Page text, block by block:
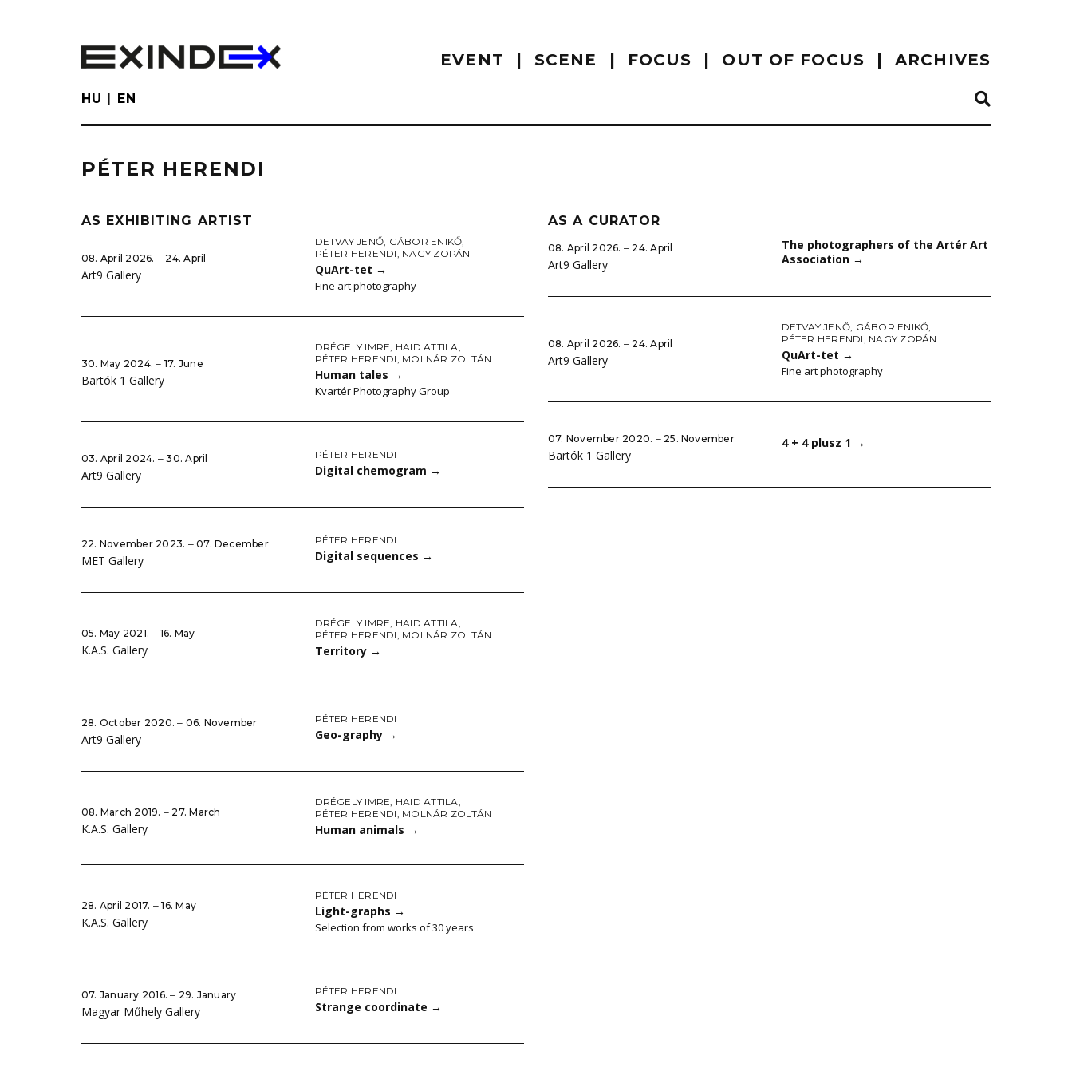
EVENT SCENE FOCUS OUT OF FOCUS ARCHIVES
HU EN
PÉTER HERENDI
AS EXHIBITING ARTIST
08. April 2026. ‒ 24. April
Art9 Gallery
DETVAY JENŐ, GÁBOR ENIKŐ,
PÉTER HERENDI, NAGY ZOPÁN
QuArt-tet →
Fine art photography
30. May 2024. ‒ 17. June
Bartók 1 Gallery
DRÉGELY IMRE, HAID ATTILA,
PÉTER HERENDI, MOLNÁR ZOLTÁN
Human tales →
Kvartér Photography Group
03. April 2024. ‒ 30. April
Art9 Gallery
PÉTER HERENDI
Digital chemogram →
22. November 2023. ‒ 07. December
MET Gallery
PÉTER HERENDI
Digital sequences →
05. May 2021. ‒ 16. May
K.A.S. Gallery
DRÉGELY IMRE, HAID ATTILA,
PÉTER HERENDI, MOLNÁR ZOLTÁN
Territory →
28. October 2020. ‒ 06. November
Art9 Gallery
PÉTER HERENDI
Geo-graphy →
08. March 2019. ‒ 27. March
K.A.S. Gallery
DRÉGELY IMRE, HAID ATTILA,
PÉTER HERENDI, MOLNÁR ZOLTÁN
Human animals →
28. April 2017. ‒ 16. May
K.A.S. Gallery
PÉTER HERENDI
Light-graphs →
Selection from works of 30 years
07. January 2016. ‒ 29. January
Magyar Műhely Gallery
PÉTER HERENDI
Strange coordinate →
AS A CURATOR
08. April 2026. ‒ 24. April
Art9 Gallery
The photographers of the Artér Art
Association →
08. April 2026. ‒ 24. April
Art9 Gallery
DETVAY JENŐ, GÁBOR ENIKŐ,
PÉTER HERENDI, NAGY ZOPÁN
QuArt-tet →
Fine art photography
07. November 2020. ‒ 25. November
Bartók 1 Gallery
4 + 4 plusz 1 →